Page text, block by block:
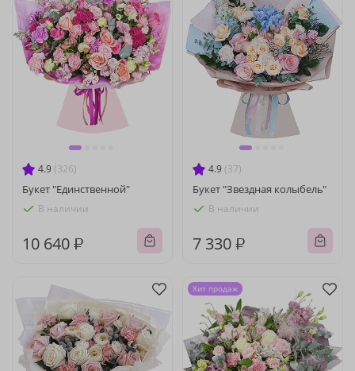
4.9 (326)
Букет "Единственной"
В наличии
10 640 ₽
4.9 (37)
Букет "Звездная колыбель"
В наличии
7 330 ₽
Хит продаж